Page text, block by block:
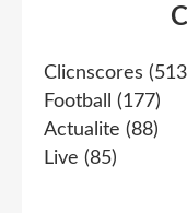
Clicnscores
Football
(177)
Actualite (88)
Live (85)